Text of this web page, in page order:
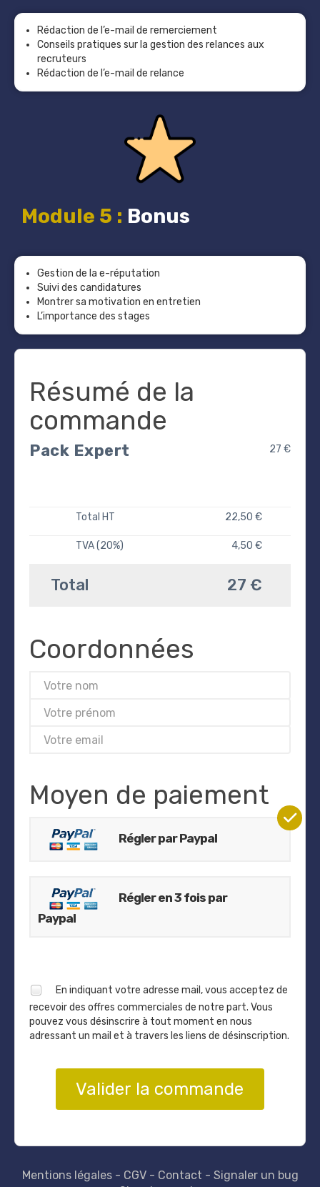
Rédaction de l’e-mail de remerciement
Conseils pratiques sur la gestion des relances aux
recruteurs
Rédaction de l’e-mail de relance
Module 5 : Bonus
Gestion de la e-réputation
Suivi des candidatures
Montrer sa motivation en entretien
L’importance des stages
Résumé de la
commande
Pack Expert 27 €
Total HT 22,50 €
TVA (20%) 4,50 €
Total 27 €
Coordonnées
Moyen de paiement
Régler par Paypal
Régler en 3 fois par
Paypal
En indiquant votre adresse mail, vous acceptez de
recevoir des offres commerciales de notre part. Vous
pouvez vous désinscrire à tout moment en nous
adressant un mail et à travers les liens de désinscription.
Valider la commande
Mentions légales- CGV- Contact - Signaler un bug